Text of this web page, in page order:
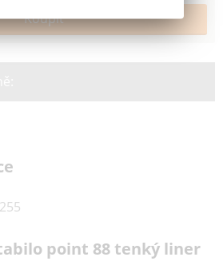
point 88 tenký liner